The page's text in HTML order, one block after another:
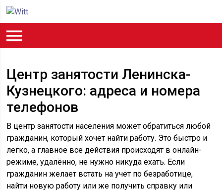
Центр занятости Ленинска-
Кузнецкого: адреса и номера
телефонов
В центр занятости населения может обратиться любой
гражданин, который хочет найти работу. Это быстро и
легко, а главное все действия происходят в онлайн-
режиме, удалённо, не нужно никуда ехать. Если
гражданин желает встать на учёт по безработице,
найти новую работу или же получить справку или